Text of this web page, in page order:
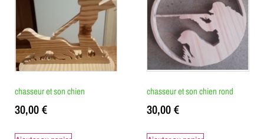
chasseur et son chien
30,00€
chasseur et son chien rond
30,00€